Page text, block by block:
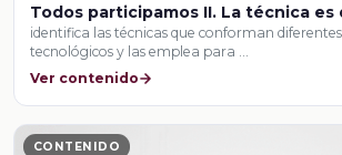
Todos participamos II. La técnica es
identifica las técnicas que conforman
tecnológicos y las emplea para …
Ver contenido
CONTENIDO